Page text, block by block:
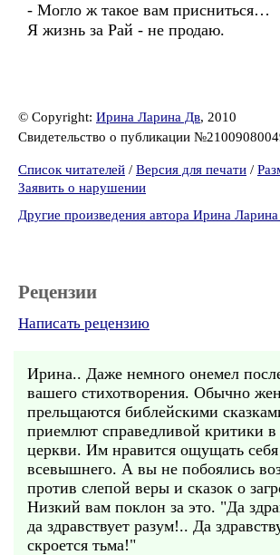
- Могло ж такое вам присниться…
Я жизнь за Рай - не продаю.
© Copyright: Ирина Ларина Дв, 2010
Свидетельство о публикации
Список читателей / Версия для печати /
Заявить о нарушении
Другие произведения автора Ирина
Рецензии
Написать рецензию
Ирина.. Даже немного онемел
вашего стихотворения. Обычно
прельщаются библейскими
приемлют справедливой критики в
церкви. Им нравится ощущать
всевышнего. А вы не побоялись
против слепой веры и сказок о
Низкий вам поклон за это. "Да
да здравствует разум!.. Да
скроется тьма!"